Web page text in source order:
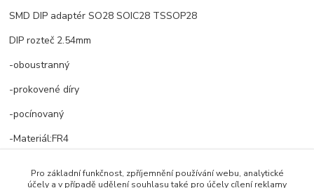
SMD DIP adaptér SO28 SOIC28 TSSOP28
DIP rozteč 2.54mm
-oboustranný
-prokovené díry
-pocínovaný
-Materiál:FR4
Pro základní funkčnost, zpříjemnění používání webu, analytické
účely a v případě udělení souhlasu také pro účely cílení reklamy